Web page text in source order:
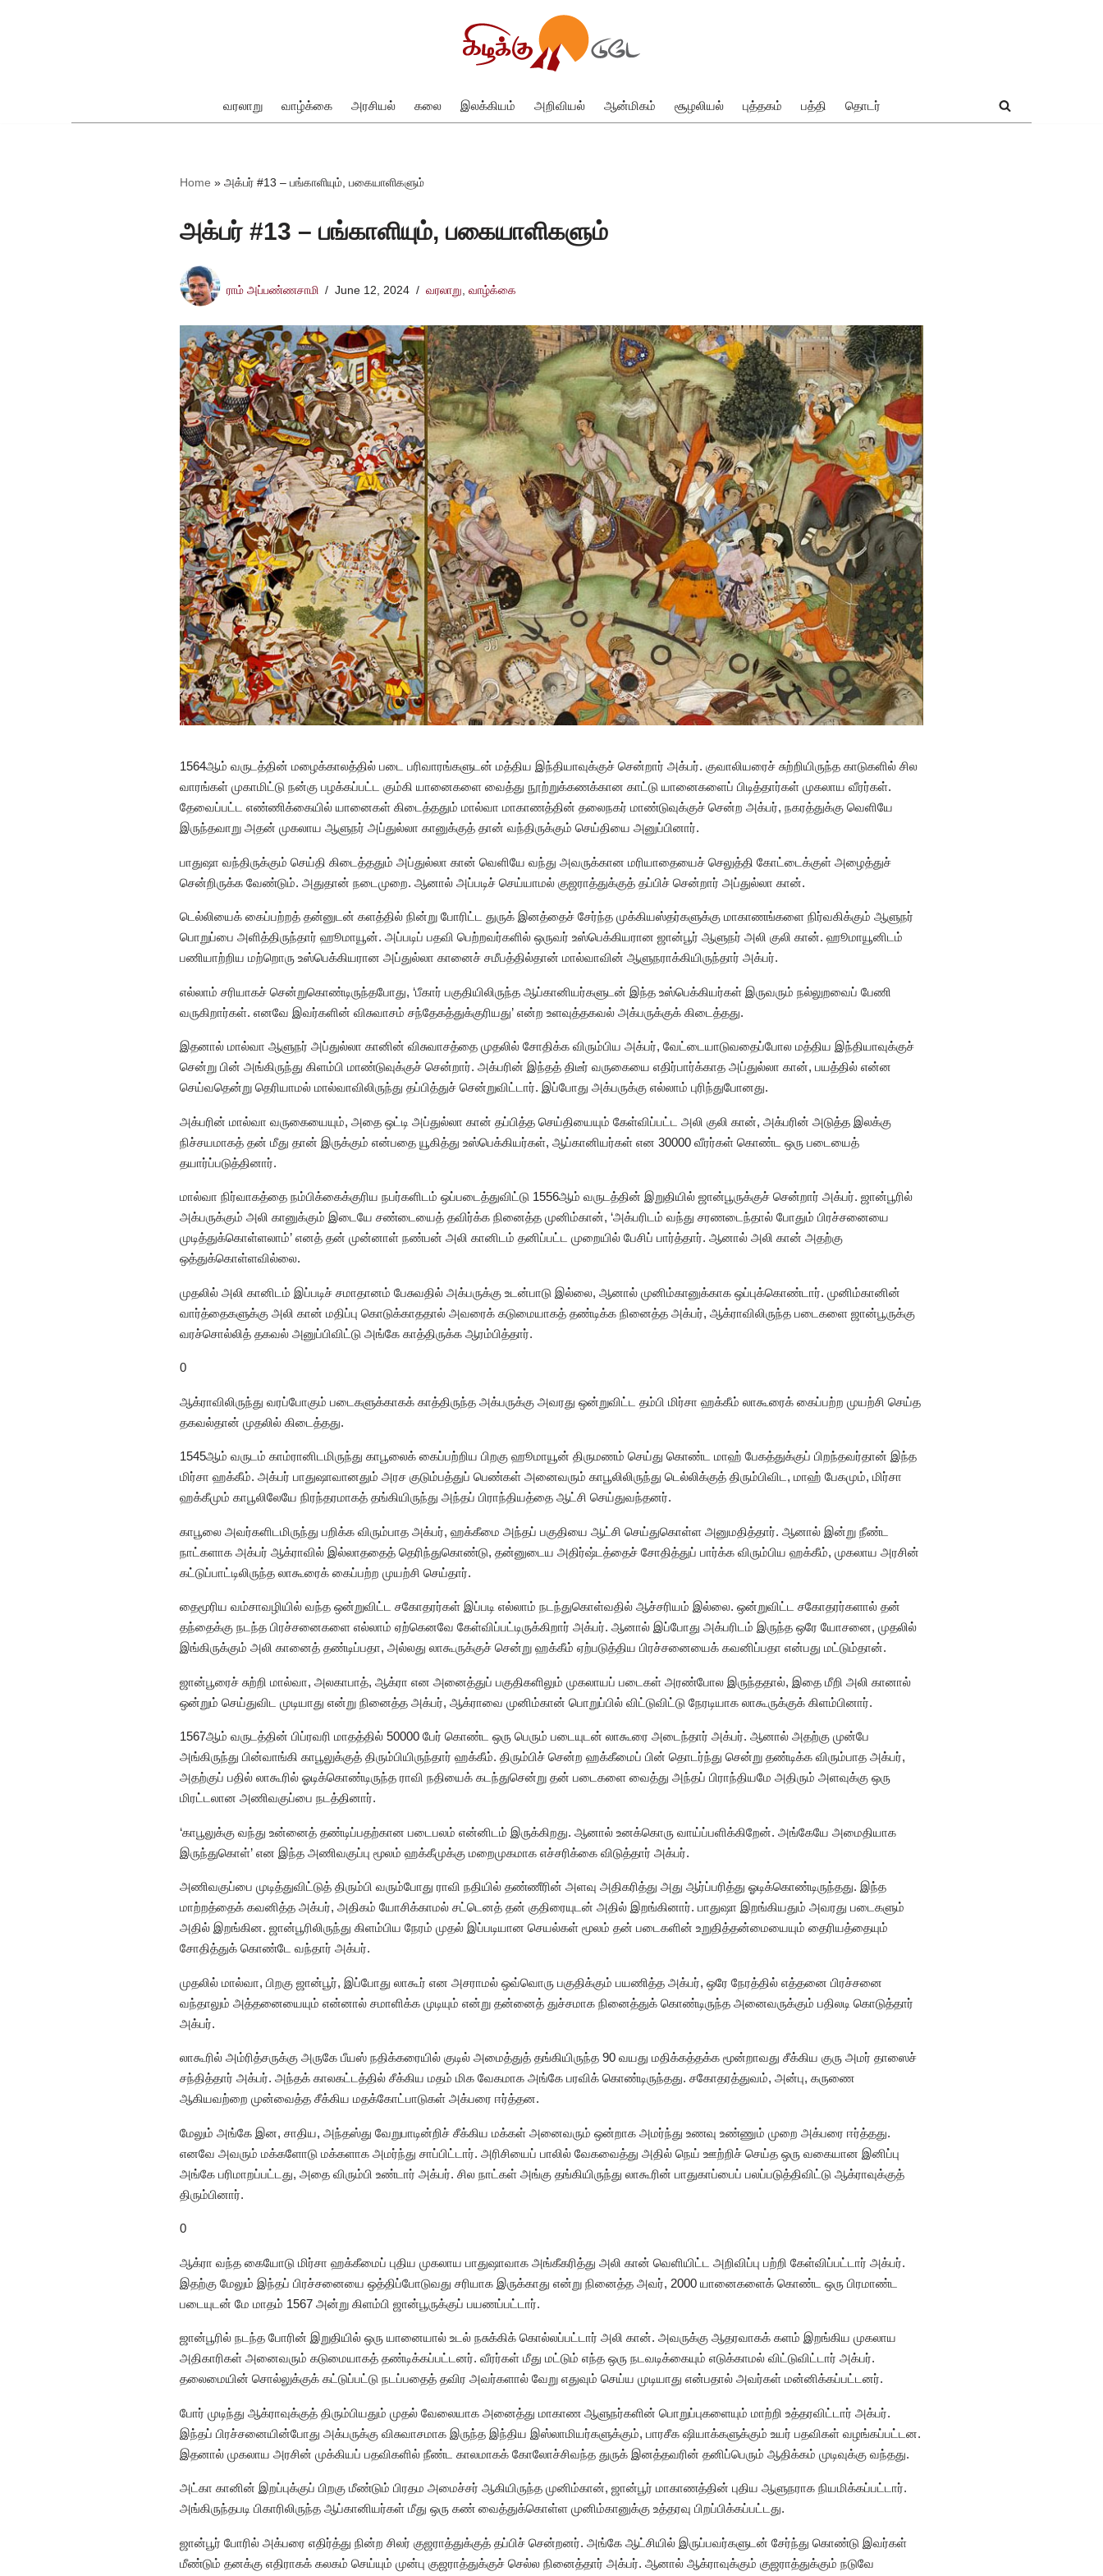
வரலாறு
வாழ்க்கை அரசியல் கலை இலக்கியம் அறிவியல் ஆன்மிகம் சூழலியல் புத்தகம் பத்தி தொடர்
Home » அக்பர் #13 – பங்காளியும், பகையாளிகளும்
அக்பர் #13 – பங்காளியும், பகையாளிகளும்
ராம் அப்பண்ணசாமி June 12, 2024 வரலாறு, வாழ்க்கை
1564ஆம் வருடத்தின் மழைக்காலத்தில் படை பரிவாரங்களுடன் மத்திய இந்தியாவுக்குச் சென்றார் அக்பர். குவாலியரைச் சுற்றியிருந்த காடுகளில் சில
வாரங்கள் முகாமிட்டு நன்கு பழக்கப்பட்ட கும்கி யானைகளை வைத்து நூற்றுக்கணக்கான காட்டு யானைகளைப் பிடித்தார்கள் முகலாய வீரர்கள்.
தேவைப்பட்ட எண்ணிக்கையில் யானைகள் கிடைத்ததும் மால்வா மாகாணத்தின் தலைநகர் மாண்டுவுக்குச் சென்ற அக்பர், நகரத்துக்கு வெளியே
இருந்தவாறு அதன் முகலாய ஆளுநர் அப்துல்லா கானுக்குத் தான் வந்திருக்கும் செய்தியை அனுப்பினார்.
பாதுஷா வந்திருக்கும் செய்தி கிடைத்ததும் அப்துல்லா கான் வெளியே வந்து அவருக்கான மரியாதையைச் செலுத்தி கோட்டைக்குள் அழைத்துச்
சென்றிருக்க வேண்டும். அதுதான் நடைமுறை. ஆனால் அப்படிச் செய்யாமல் குஜராத்துக்குத் தப்பிச் சென்றார் அப்துல்லா கான்.
டெல்லியைக் கைப்பற்றத் தன்னுடன் களத்தில் நின்று போரிட்ட துருக் இனத்தைச் சேர்ந்த முக்கியஸ்தர்களுக்கு மாகாணங்களை நிர்வகிக்கும் ஆளுநர்
பொறுப்பை அளித்திருந்தார் ஹூமாயூன். அப்படிப் பதவி பெற்றவர்களில் ஒருவர் உஸ்பெக்கியரான ஜான்பூர் ஆளுநர் அலி குலி கான். ஹூமாயூனிடம்
பணியாற்றிய மற்றொரு உஸ்பெக்கியரான அப்துல்லா கானைச் சமீபத்தில்தான் மால்வாவின் ஆளுநராக்கியிருந்தார் அக்பர்.
எல்லாம் சரியாகச் சென்றுகொண்டிருந்தபோது, ‘பீகார் பகுதியிலிருந்த ஆப்கானியர்களுடன் இந்த உஸ்பெக்கியர்கள் இருவரும் நல்லுறவைப் பேணி
வருகிறார்கள். எனவே இவர்களின் விசுவாசம் சந்தேகத்துக்குரியது’ என்ற உளவுத்தகவல் அக்பருக்குக் கிடைத்தது.
இதனால் மால்வா ஆளுநர் அப்துல்லா கானின் விசுவாசத்தை முதலில் சோதிக்க விரும்பிய அக்பர், வேட்டையாடுவதைப்போல மத்திய இந்தியாவுக்குச்
சென்று பின் அங்கிருந்து கிளம்பி மாண்டுவுக்குச் சென்றார். அக்பரின் இந்தத் திடீர் வருகையை எதிர்பார்க்காத அப்துல்லா கான், பயத்தில் என்ன
செய்வதென்று தெரியாமல் மால்வாவிலிருந்து தப்பித்துச் சென்றுவிட்டார். இப்போது அக்பருக்கு எல்லாம் புரிந்துபோனது.
அக்பரின் மால்வா வருகையையும், அதை ஒட்டி அப்துல்லா கான் தப்பித்த செய்தியையும் கேள்விப்பட்ட அலி குலி கான், அக்பரின் அடுத்த இலக்கு
நிச்சயமாகத் தன் மீது தான் இருக்கும் என்பதை யூகித்து உஸ்பெக்கியர்கள், ஆப்கானியர்கள் என 30000 வீரர்கள் கொண்ட ஒரு படையைத்
தயார்ப்படுத்தினார்.
மால்வா நிர்வாகத்தை நம்பிக்கைக்குரிய நபர்களிடம் ஒப்படைத்துவிட்டு 1556ஆம் வருடத்தின் இறுதியில் ஜான்பூருக்குச் சென்றார் அக்பர். ஜான்பூரில்
அக்பருக்கும் அலி கானுக்கும் இடையே சண்டையைத் தவிர்க்க நினைத்த முனிம்கான், ‘அக்பரிடம் வந்து சரணடைந்தால் போதும் பிரச்சனையை
முடித்துக்கொள்ளலாம்’ எனத் தன் முன்னாள் நண்பன் அலி கானிடம் தனிப்பட்ட முறையில் பேசிப் பார்த்தார். ஆனால் அலி கான் அதற்கு
ஒத்துக்கொள்ளவில்லை.
முதலில் அலி கானிடம் இப்படிச் சமாதானம் பேசுவதில் அக்பருக்கு உடன்பாடு இல்லை, ஆனால் முனிம்கானுக்காக ஒப்புக்கொண்டார். முனிம்கானின்
வார்த்தைகளுக்கு அலி கான் மதிப்பு கொடுக்காததால் அவரைக் கடுமையாகத் தண்டிக்க நினைத்த அக்பர், ஆக்ராவிலிருந்த படைகளை ஜான்பூருக்கு
வரச்சொல்லித் தகவல் அனுப்பிவிட்டு அங்கே காத்திருக்க ஆரம்பித்தார்.
0
ஆக்ராவிலிருந்து வரப்போகும் படைகளுக்காகக் காத்திருந்த அக்பருக்கு அவரது ஒன்றுவிட்ட தம்பி மிர்சா ஹக்கீம் லாகூரைக் கைப்பற்ற முயற்சி செய்த
தகவல்தான் முதலில் கிடைத்தது.
1545ஆம் வருடம் காம்ரானிடமிருந்து காபூலைக் கைப்பற்றிய பிறகு ஹூமாயூன் திருமணம் செய்து கொண்ட மாஹ் பேகத்துக்குப் பிறந்தவர்தான் இந்த
மிர்சா ஹக்கீம். அக்பர் பாதுஷாவானதும் அரச குடும்பத்துப் பெண்கள் அனைவரும் காபூலிலிருந்து டெல்லிக்குத் திரும்பிவிட, மாஹ் பேகமும், மிர்சா
ஹக்கீமும் காபூலிலேயே நிரந்தரமாகத் தங்கியிருந்து அந்தப் பிராந்தியத்தை ஆட்சி செய்துவந்தனர்.
காபூலை அவர்களிடமிருந்து பறிக்க விரும்பாத அக்பர், ஹக்கீமை அந்தப் பகுதியை ஆட்சி செய்துகொள்ள அனுமதித்தார். ஆனால் இன்று நீண்ட
நாட்களாக அக்பர் ஆக்ராவில் இல்லாததைத் தெரிந்துகொண்டு, தன்னுடைய அதிர்ஷ்டத்தைச் சோதித்துப் பார்க்க விரும்பிய ஹக்கீம், முகலாய அரசின்
கட்டுப்பாட்டிலிருந்த லாகூரைக் கைப்பற்ற முயற்சி செய்தார்.
தைமூரிய வம்சாவழியில் வந்த ஒன்றுவிட்ட சகோதரர்கள் இப்படி எல்லாம் நடந்துகொள்வதில் ஆச்சரியம் இல்லை. ஒன்றுவிட்ட சகோதரர்களால் தன்
தந்தைக்கு நடந்த பிரச்சனைகளை எல்லாம் ஏற்கெனவே கேள்விப்பட்டிருக்கிறார் அக்பர். ஆனால் இப்போது அக்பரிடம் இருந்த ஒரே யோசனை, முதலில்
இங்கிருக்கும் அலி கானைத் தண்டிப்பதா, அல்லது லாகூருக்குச் சென்று ஹக்கீம் ஏற்படுத்திய பிரச்சனையைக் கவனிப்பதா என்பது மட்டும்தான்.
ஜான்பூரைச் சுற்றி மால்வா, அலகாபாத், ஆக்ரா என அனைத்துப் பகுதிகளிலும் முகலாயப் படைகள் அரண்போல இருந்ததால், இதை மீறி அலி கானால்
ஒன்றும் செய்துவிட முடியாது என்று நினைத்த அக்பர், ஆக்ராவை முனிம்கான் பொறுப்பில் விட்டுவிட்டு நேரடியாக லாகூருக்குக் கிளம்பினார்.
1567ஆம் வருடத்தின் பிப்ரவரி மாதத்தில் 50000 பேர் கொண்ட ஒரு பெரும் படையுடன் லாகூரை அடைந்தார் அக்பர். ஆனால் அதற்கு முன்பே
அங்கிருந்து பின்வாங்கி காபூலுக்குத் திரும்பியிருந்தார் ஹக்கீம். திரும்பிச் சென்ற ஹக்கீமைப் பின் தொடர்ந்து சென்று தண்டிக்க விரும்பாத அக்பர்,
அதற்குப் பதில் லாகூரில் ஓடிக்கொண்டிருந்த ராவி நதியைக் கடந்துசென்று தன் படைகளை வைத்து அந்தப் பிராந்தியமே அதிரும் அளவுக்கு ஒரு
மிரட்டலான அணிவகுப்பை நடத்தினார்.
‘காபூலுக்கு வந்து உன்னைத் தண்டிப்பதற்கான படைபலம் என்னிடம் இருக்கிறது. ஆனால் உனக்கொரு வாய்ப்பளிக்கிறேன். அங்கேயே அமைதியாக
இருந்துகொள்’ என இந்த அணிவகுப்பு மூலம் ஹக்கீமுக்கு மறைமுகமாக எச்சரிக்கை விடுத்தார் அக்பர்.
அணிவகுப்பை முடித்துவிட்டுத் திரும்பி வரும்போது ராவி நதியில் தண்ணீரின் அளவு அதிகரித்து அது ஆர்ப்பரித்து ஓடிக்கொண்டிருந்தது. இந்த
மாற்றத்தைக் கவனித்த அக்பர், அதிகம் யோசிக்காமல் சட்டெனத் தன் குதிரையுடன் அதில் இறங்கினார். பாதுஷா இறங்கியதும் அவரது படைகளும்
அதில் இறங்கின. ஜான்பூரிலிருந்து கிளம்பிய நேரம் முதல் இப்படியான செயல்கள் மூலம் தன் படைகளின் உறுதித்தன்மையையும் தைரியத்தையும்
சோதித்துக் கொண்டே வந்தார் அக்பர்.
முதலில் மால்வா, பிறகு ஜான்பூர், இப்போது லாகூர் என அசராமல் ஒவ்வொரு பகுதிக்கும் பயணித்த அக்பர், ஒரே நேரத்தில் எத்தனை பிரச்சனை
வந்தாலும் அத்தனையையும் என்னால் சமாளிக்க முடியும் என்று தன்னைத் துச்சமாக நினைத்துக் கொண்டிருந்த அனைவருக்கும் பதிலடி கொடுத்தார்
அக்பர்.
லாகூரில் அம்ரித்சருக்கு அருகே பீயஸ் நதிக்கரையில் குடில் அமைத்துத் தங்கியிருந்த 90 வயது மதிக்கத்தக்க மூன்றாவது சீக்கிய குரு அமர் தாஸைச்
சந்தித்தார் அக்பர். அந்தக் காலகட்டத்தில் சீக்கிய மதம் மிக வேகமாக அங்கே பரவிக் கொண்டிருந்தது. சகோதரத்துவம், அன்பு, கருணை
ஆகியவற்றை முன்வைத்த சீக்கிய மதக்கோட்பாடுகள் அக்பரை ஈர்த்தன.
மேலும் அங்கே இன, சாதிய, அந்தஸ்து வேறுபாடின்றிச் சீக்கிய மக்கள் அனைவரும் ஒன்றாக அமர்ந்து உணவு உண்ணும் முறை அக்பரை ஈர்த்தது.
எனவே அவரும் மக்களோடு மக்களாக அமர்ந்து சாப்பிட்டார். அரிசியைப் பாலில் வேகவைத்து அதில் நெய் ஊற்றிச் செய்த ஒரு வகையான இனிப்பு
அங்கே பரிமாறப்பட்டது, அதை விரும்பி உண்டார் அக்பர். சில நாட்கள் அங்கு தங்கியிருந்து லாகூரின் பாதுகாப்பைப் பலப்படுத்திவிட்டு ஆக்ராவுக்குத்
திரும்பினார்.
0
ஆக்ரா வந்த கையோடு மிர்சா ஹக்கீமைப் புதிய முகலாய பாதுஷாவாக அங்கீகரித்து அலி கான் வெளியிட்ட அறிவிப்பு பற்றி கேள்விப்பட்டார் அக்பர்.
இதற்கு மேலும் இந்தப் பிரச்சனையை ஒத்திப்போடுவது சரியாக இருக்காது என்று நினைத்த அவர், 2000 யானைகளைக் கொண்ட ஒரு பிரமாண்ட
படையுடன் மே மாதம் 1567 அன்று கிளம்பி ஜான்பூருக்குப் பயணப்பட்டார்.
ஜான்பூரில் நடந்த போரின் இறுதியில் ஒரு யானையால் உடல் நசுக்கிக் கொல்லப்பட்டார் அலி கான். அவருக்கு ஆதரவாகக் களம் இறங்கிய முகலாய
அதிகாரிகள் அனைவரும் கடுமையாகத் தண்டிக்கப்பட்டனர். வீரர்கள் மீது மட்டும் எந்த ஒரு நடவடிக்கையும் எடுக்காமல் விட்டுவிட்டார் அக்பர்.
தலைமையின் சொல்லுக்குக் கட்டுப்பட்டு நடப்பதைத் தவிர அவர்களால் வேறு எதுவும் செய்ய முடியாது என்பதால் அவர்கள் மன்னிக்கப்பட்டனர்.
போர் முடிந்து ஆக்ராவுக்குத் திரும்பியதும் முதல் வேலையாக அனைத்து மாகாண ஆளுநர்களின் பொறுப்புகளையும் மாற்றி உத்தரவிட்டார் அக்பர்.
இந்தப் பிரச்சனையின்போது அக்பருக்கு விசுவாசமாக இருந்த இந்திய இஸ்லாமியர்களுக்கும், பாரசீக ஷியாக்களுக்கும் உயர் பதவிகள் வழங்கப்பட்டன.
இதனால் முகலாய அரசின் முக்கியப் பதவிகளில் நீண்ட காலமாகக் கோலோச்சிவந்த துருக் இனத்தவரின் தனிப்பெரும் ஆதிக்கம் முடிவுக்கு வந்தது.
அட்கா கானின் இறப்புக்குப் பிறகு மீண்டும் பிரதம அமைச்சர் ஆகியிருந்த முனிம்கான், ஜான்பூர் மாகாணத்தின் புதிய ஆளுநராக நியமிக்கப்பட்டார்.
அங்கிருந்தபடி பிகாரிலிருந்த ஆப்கானியர்கள் மீது ஒரு கண் வைத்துக்கொள்ள முனிம்கானுக்கு உத்தரவு பிறப்பிக்கப்பட்டது.
ஜான்பூர் போரில் அக்பரை எதிர்த்து நின்ற சிலர் குஜராத்துக்குத் தப்பிச் சென்றனர். அங்கே ஆட்சியில் இருப்பவர்களுடன் சேர்ந்து கொண்டு இவர்கள்
மீண்டும் தனக்கு எதிராகக் கலகம் செய்யும் முன்பு குஜராத்துக்குச் செல்ல நினைத்தார் அக்பர். ஆனால் ஆக்ராவுக்கும் குஜராத்துக்கும் நடுவே